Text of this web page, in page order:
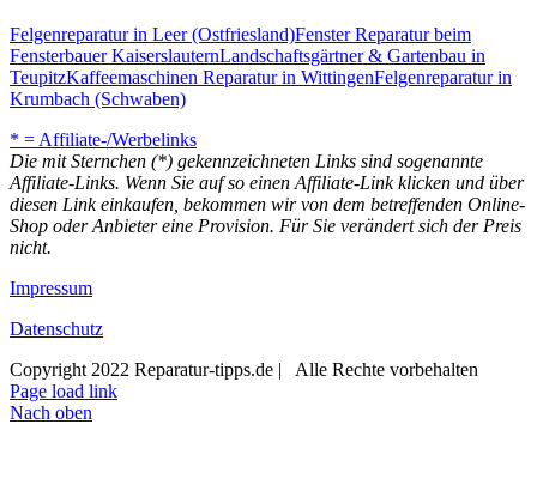
Felgenreparatur in Leer (Ostfriesland)Fenster Reparatur beim
Fensterbauer KaiserslauternLandschaftsgärtner & Gartenbau in
TeupitzKaffeemaschinen Reparatur in WittingenFelgenreparatur in
Krumbach (Schwaben)
* = Affiliate-/Werbelinks
Die mit Sternchen (*) gekennzeichneten Links sind sogenannte
Affiliate-Links. Wenn Sie auf so einen Affiliate-Link klicken und über
diesen Link einkaufen, bekommen wir von dem betreffenden Online-
Shop oder Anbieter eine Provision. Für Sie verändert sich der Preis
nicht.
Impressum
Datenschutz
Copyright 2022 Reparatur-tipps.de | Alle Rechte vorbehalten
Page load link
Nach oben